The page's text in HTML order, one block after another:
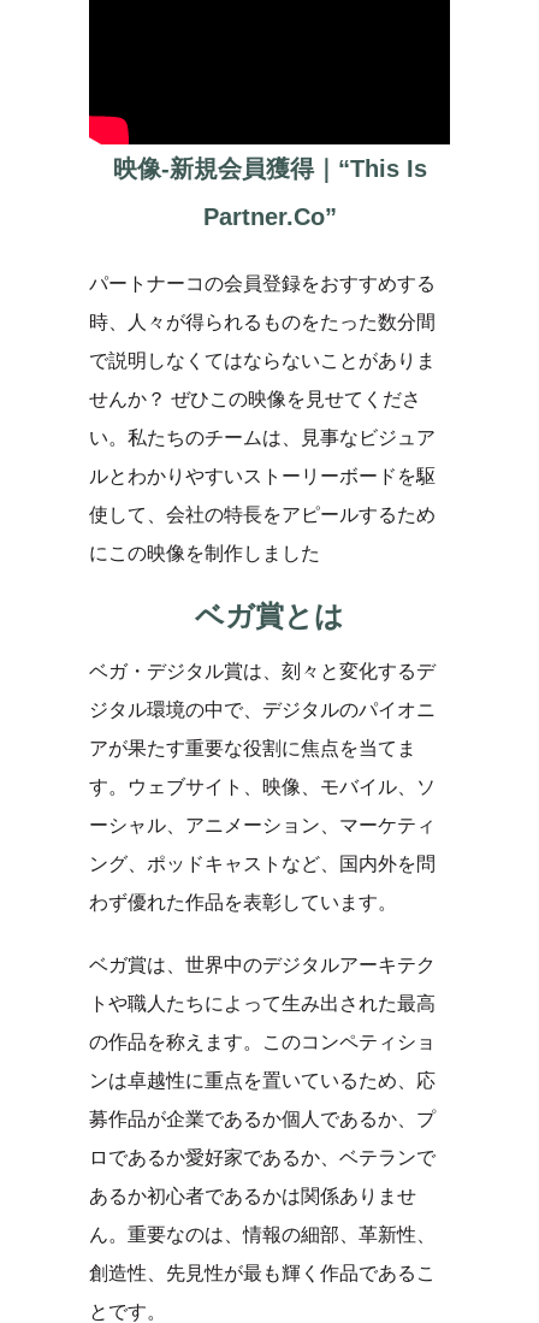
映像-新規会員獲得｜“This Is
Partner.Co”
パートナーコの会員登録をおすすめする
時、人々が得られるものをたった数分間
で説明しなくてはならないことがありま
せんか？ ぜひこの映像を見せてくださ
い。私たちのチームは、見事なビジュア
ルとわかりやすいストーリーボードを駆
使して、会社の特長をアピールするため
にこの映像を制作しました
ベガ賞とは
ベガ・デジタル賞は、刻々と変化するデ
ジタル環境の中で、デジタルのパイオニ
アが果たす重要な役割に焦点を当てま
す。ウェブサイト、映像、モバイル、ソ
ーシャル、アニメーション、マーケティ
ング、ポッドキャストなど、国内外を問
わず優れた作品を表彰しています。
ベガ賞は、世界中のデジタルアーキテク
トや職人たちによって生み出された最高
の作品を称えます。このコンペティショ
ンは卓越性に重点を置いているため、応
募作品が企業であるか個人であるか、プ
ロであるか愛好家であるか、ベテランで
あるか初心者であるかは関係ありませ
ん。重要なのは、情報の細部、革新性、
創造性、先見性が最も輝く作品であるこ
とです。